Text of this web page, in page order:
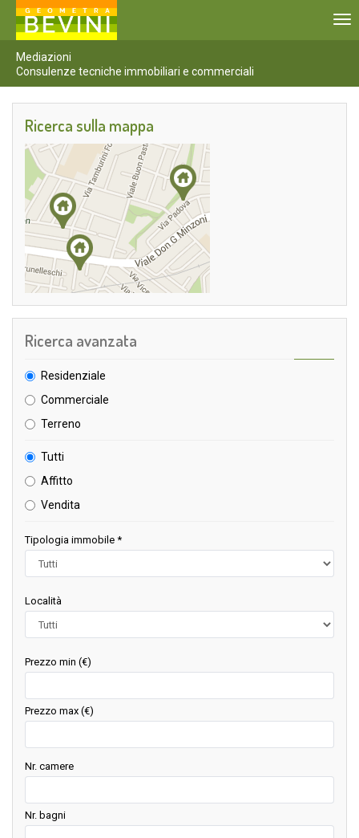
Mediazioni
Consulenze tecniche immobiliari e commerciali
Ricerca sulla mappa
Ricerca avanzata
Residenziale
Commerciale
Terreno
Tutti
Affitto
Vendita
Tipologia immobile *
Località
Prezzo min (€)
Prezzo max (€)
Nr. camere
Nr. bagni